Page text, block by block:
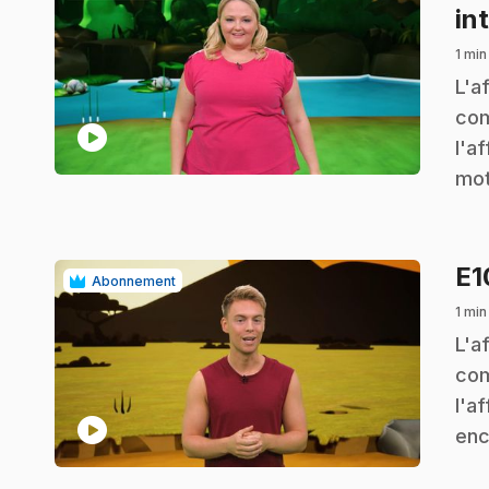
play_circle
1
.
Abonnement
play_circle
1
.